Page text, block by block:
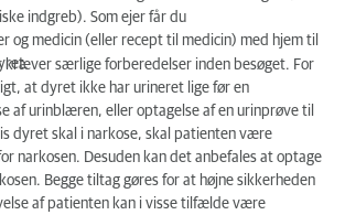
indgreb). Som ejer får du
og medicin (eller recept til medicin) med hjem til
kræver særlige forberedelser inden besøget. For
at dyret ikke har urineret lige før en
af urinblæren, eller optagelse af en urinprøve til
dyret skal i narkose, skal patienten være
narkosen. Desuden kan det anbefales at optage
Begge tiltag gøres for at højne sikkerheden
af patienten kan i visse tilfælde være